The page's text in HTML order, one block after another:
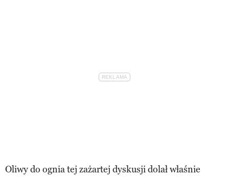
Oliwy do ognia tej zażartej dyskusji dolał właśnie